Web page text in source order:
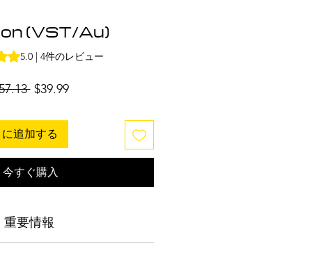
(VST/Au)
のレビューに基づき、5つ星中5.0です。
5.0 | 4件のレビュー
通
価
格
$39.99セ
ル
格
追加する
今すぐ購入
重要情報